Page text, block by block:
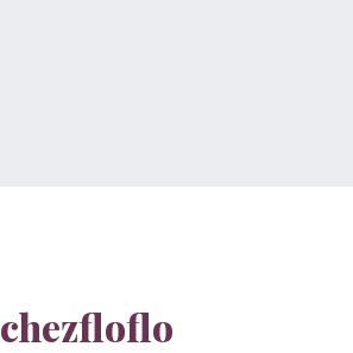
chezfloflo